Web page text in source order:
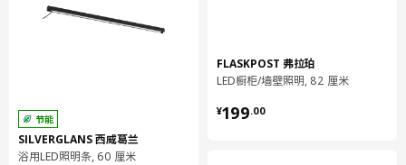
节能
SILVERGLANS 西威葛兰
浴用LED照明条, 60 厘米
FLASKPOST 弗拉珀
LED橱柜/墙壁照明, 82 厘米
¥199.00
¥ 199.00